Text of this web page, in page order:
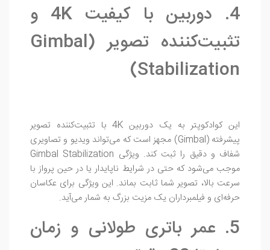
4. دوربین با کیفیت 4K و
تثبیت‌کننده تصویر (Gimbal
Stabilization)
این کوادکوپتر به یک دوربین 4K با تثبیت‌کننده تصویر
پیشرفته (Gimbal) مجهز است که می‌تواند ویدیو و تصاویری
شفاف و دقیق را ثبت کند. ویژگی Gimbal Stabilization
موجب می‌شود که حتی در شرایط ناپایدار یا در حین پرواز با
سرعت بالا، تصویر شما ثابت بماند. این ویژگی برای عکاسان
حرفه‌ای و فیلمبرداران یک مزیت بزرگ به شمار می‌آید.
5. عمر باتری طولانی و زمان